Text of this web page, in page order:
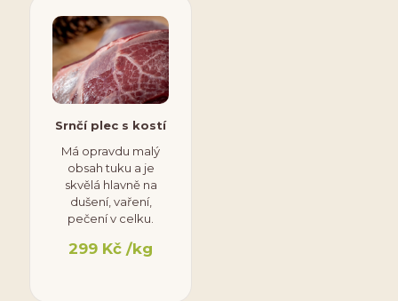
Srnčí plec s kostí
Má opravdu malý
obsah tuku a je
skvělá hlavně na
dušení, vaření,
pečení v celku.
299 Kč /kg